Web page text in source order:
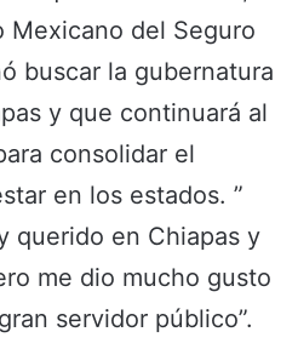
del Seguro
buscar la gubernatura
y que continuará al
consolidar el
en los estados. ”
querido en Chiapas y
me dio mucho gusto
servidor público”.